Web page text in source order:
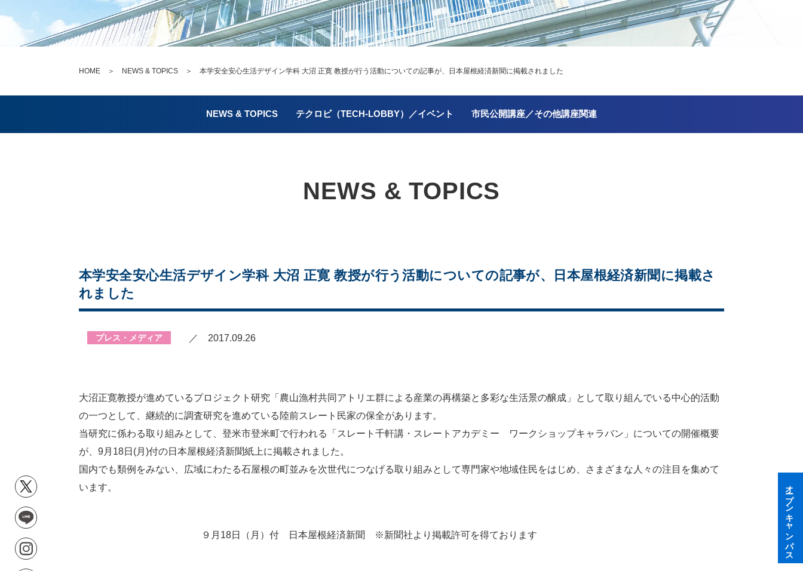
HOME ＞ NEWS & TOPICS ＞ 本学安全安心生活デザイン学科 大沼 正寛 教授が行う活動についての記事が、日本屋根経済新聞に掲載されました
NEWS & TOPICS テクロビ（TECH-LOBBY）／イベント 市民公開講座／その他講座関連
NEWS & TOPICS
本学安全安心生活デザイン学科 大沼 正寛 教授が行う活動についての記事が、日本屋根経済新聞に掲載さ
れました
プレス・メディア ／ 2017.09.26
大沼正寛教授が進めているプロジェクト研究「農山漁村共同アトリエ群による産業の再構築と多彩な生活景の醸成」として取り組んでいる中心的活動
の一つとして、継続的に調査研究を進めている陸前スレート民家の保全があります。
当研究に係わる取り組みとして、登米市登米町で行われる「スレート千軒講・スレートアカデミー ワークショップキャラバン」についての開催概要
が、9月18日(月)付の日本屋根経済新聞紙上に掲載されました。
国内でも類例をみない、広域にわたる石屋根の町並みを次世代につなげる取り組みとして専門家や地域住民をはじめ、さまざまな人々の注目を集めて
います。
９月18日（月）付 日本屋根経済新聞 ※新聞社より掲載許可を得ております オープンキャンパス